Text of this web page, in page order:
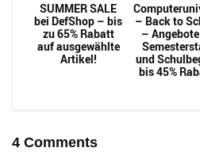
SUMMER SALE
bei DefShop – bis
zu 65% Rabatt
auf ausgewählte
Artikel!
– Back to
–
und
bis 45%
4 Comments